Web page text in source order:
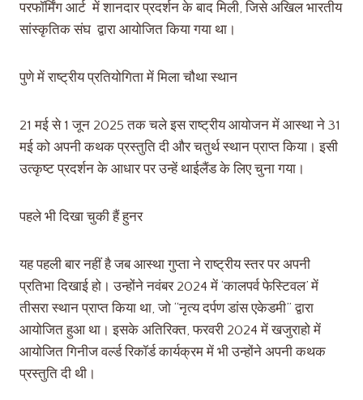
परफॉर्मिंग आर्ट में शानदार प्रदर्शन के बाद मिली, जिसे अखिल भारतीय
सांस्कृतिक संघ द्वारा आयोजित किया गया था।
पुणे में राष्ट्रीय प्रतियोगिता में मिला चौथा स्थान
21 मई से 1 जून 2025 तक चले इस राष्ट्रीय आयोजन में आस्था ने 31
मई को अपनी कथक प्रस्तुति दी और चतुर्थ स्थान प्राप्त किया। इसी
उत्कृष्ट प्रदर्शन के आधार पर उन्हें थाईलैंड के लिए चुना गया।
पहले भी दिखा चुकी हैं हुनर
यह पहली बार नहीं है जब आस्था गुप्ता ने राष्ट्रीय स्तर पर अपनी
प्रतिभा दिखाई हो। उन्होंने नवंबर 2024 में ‘कालपर्व फेस्टिवल’ में
तीसरा स्थान प्राप्त किया था, जो “नृत्य दर्पण डांस एकेडमी” द्वारा
आयोजित हुआ था। इसके अतिरिक्त, फरवरी 2024 में खजुराहो में
आयोजित गिनीज वर्ल्ड रिकॉर्ड कार्यक्रम में भी उन्होंने अपनी कथक
प्रस्तुति दी थी।